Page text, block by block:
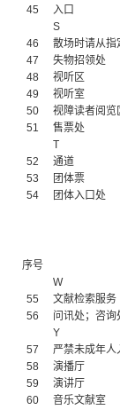
45
入口
S
46
散场时请从指
47
失物招领处
48
视听区
49
视听室
50
视障读者阅览
51
售票处
T
52
通道
53
团体票
54
团体入口处
序号
W
55
文献检索服务
56
问讯处；咨询
Y
57
严禁未成年人
58
演播厅
59
演讲厅
60
音乐文献室